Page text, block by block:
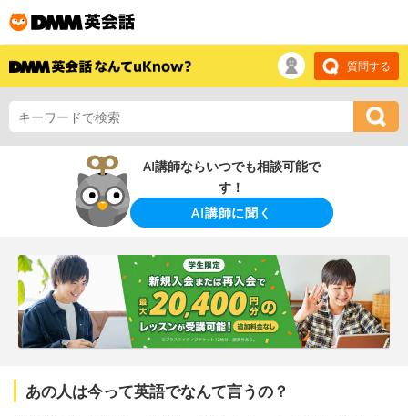
質問する
AI講師ならいつでも相談可能で
す！
AI講師に聞く
あの人は今って英語でなんて言うの？